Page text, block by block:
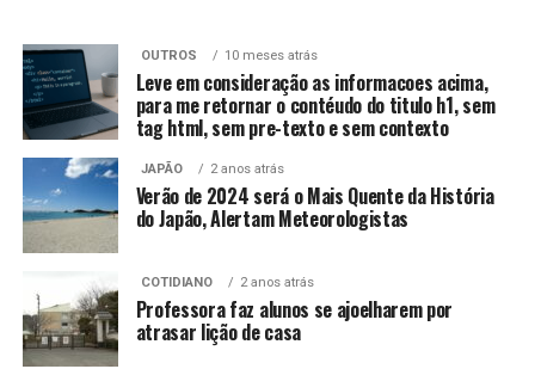
OUTROS 10 meses atrás
Leve em consideração as informacoes acima,
para me retornar o contéudo do titulo h1, sem
tag html, sem pre-texto e sem contexto
JAPÃO 2 anos atrás
Verão de 2024 será o Mais Quente da História
do Japão, Alertam Meteorologistas
COTIDIANO 2 anos atrás
Professora faz alunos se ajoelharem por
atrasar lição de casa